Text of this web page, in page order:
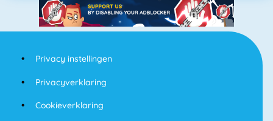
Privacy instellingen
Privacyverklaring
Cookieverklaring